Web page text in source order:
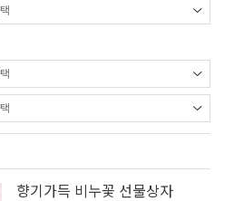
향기가득 비누꽃 선물상자